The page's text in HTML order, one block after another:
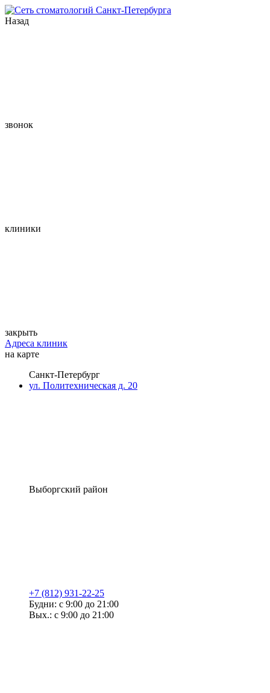
Назад
звонок
клиники
закрыть
Адреса клиник
на карте
Санкт-Петербург
ул. Политехническая д. 20
Выборгский район
+7 (812) 931-22-25
Будни: с 9:00 до 21:00
Вых.: с 9:00 до 21:00